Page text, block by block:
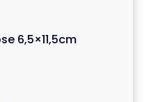
6,5×11,5cm